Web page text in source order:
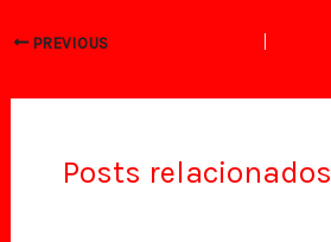
PREVIOUS
Posts relacionados